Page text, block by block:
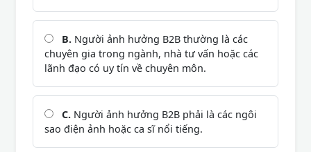
B. Người ảnh hưởng B2B thường là các
chuyên gia trong ngành, nhà tư vấn hoặc các
lãnh đạo có uy tín về chuyên môn.
C. Người ảnh hưởng B2B phải là các ngôi
sao điện ảnh hoặc ca sĩ nổi tiếng.